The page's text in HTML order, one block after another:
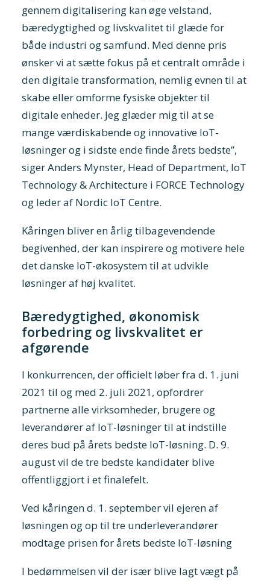
gennem digitalisering kan øge velstand,
bæredygtighed og livskvalitet til glæde for
både industri og samfund. Med denne pris
ønsker vi at sætte fokus på et centralt område i
den digitale transformation, nemlig evnen til at
skabe eller omforme fysiske objekter til
digitale enheder. Jeg glæder mig til at se
mange værdiskabende og innovative IoT-
løsninger og i sidste ende finde årets bedste”,
siger Anders Mynster, Head of Department, loT
Technology & Architecture i FORCE Technology
og leder af Nordic IoT Centre.
Kåringen bliver en årlig tilbagevendende
begivenhed, der kan inspirere og motivere hele
det danske IoT-økosystem til at udvikle
løsninger af høj kvalitet.
Bæredygtighed, økonomisk
forbedring og livskvalitet er
afgørende
I konkurrencen, der officielt løber fra d. 1. juni
2021 til og med 2. juli 2021, opfordrer
partnerne alle virksomheder, brugere og
leverandører af IoT-løsninger til at indstille
deres bud på årets bedste IoT-løsning. D. 9.
august vil de tre bedste kandidater blive
offentliggjort i et finalefelt.
Ved kåringen d. 1. september vil ejeren af
løsningen og op til tre underleverandører
modtage prisen for årets bedste IoT-løsning
I bedømmelsen vil der især blive lagt vægt på